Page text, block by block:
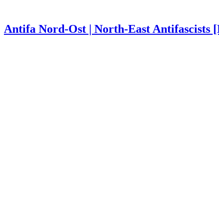
Antifa Nord-Ost | North-East Antifascists